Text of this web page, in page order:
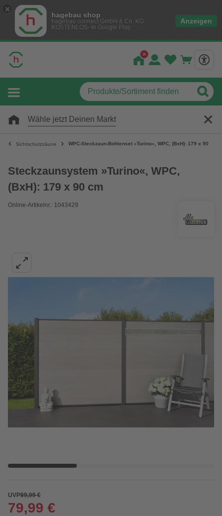
hagebau shop
hagebau connect GmbH & Co. KG
KOSTENLOS- In Google Play
Anzeigen
Wähle jetzt Deinen Markt
Sichtschutzzäune WPC-Steckzaun-Bohlenset »Turino«, WPC, (BxH): 179 x 90 cm
Steckzaunsystem »Turino«, WPC,
(BxH): 179 x 90 cm
Online-Artikelnr.: 1043429
UVP89,99 €
79,99 €